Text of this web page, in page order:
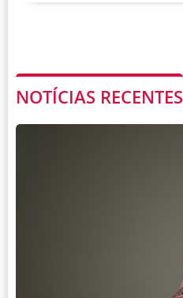
NOTÍCIAS RECENTES